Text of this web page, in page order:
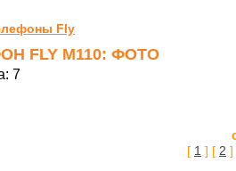
Fly
FLY M110: ФОТО
7
[ 1 ] [ 2